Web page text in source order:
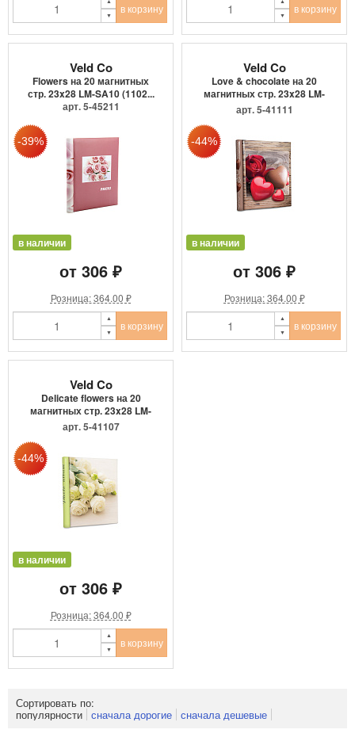
в корзину в корзину
Veld Co
Flowers на 20 магнитных
стр. 23x28 LM-SA10 (1102...
арт. 5-45211
в наличии
от 306 ₽
Розница: 364.00 ₽
в корзину
Veld Co
Love & chocolate на 20
магнитных стр. 23x28 LM-
S...
арт. 5-41111
в наличии
от 306 ₽
Розница: 364.00 ₽
в корзину
Veld Co
Delicate flowers на 20
магнитных стр. 23x28 LM-
S...
арт. 5-41107
в наличии
от 306 ₽
Розница: 364.00 ₽
в корзину
Сортировать по:
популярности сначала дорогие сначала дешевые